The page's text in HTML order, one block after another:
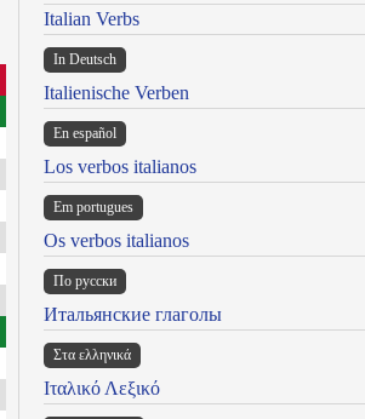
Italian Verbs
In Deutsch
Italienische Verben
En español
Los verbos italianos
Em portugues
Os verbos italianos
По русски
Итальянские глаголы
Στα ελληνικά
Ιταλικό Λεξικό